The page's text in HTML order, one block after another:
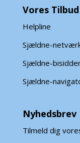
Vores Tilbud
Helpline
Sjældne-
Sjældne-
Sjældne-
Nyhedsbrev
Tilmeld dig